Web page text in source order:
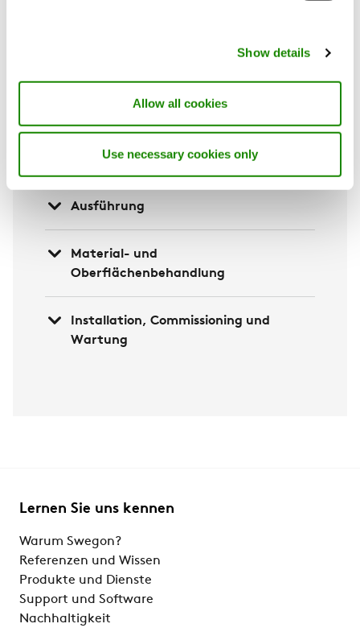
Show details
Allow all cookies
Use necessary cookies only
einen Anteil von mindestens 75 Prozent an
zum Einsatz, die zu 100 Prozent mit
erneuerbarer Energie betrieben werden.
Weitere Infos zur RE:3 finden Sie hier.
Ausführung
Material- und
Oberflächenbehandlung
Installation, Commissioning und
Wartung
Lernen Sie uns kennen
Warum Swegon?
Referenzen und Wissen
Produkte und Dienste
Support und Software
Nachhaltigkeit